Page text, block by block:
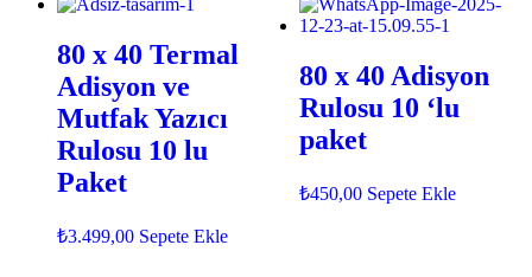
80 x 40 Termal
Adisyon ve
Mutfak Yazıcı
Rulosu 10 lu
Paket
₺3.499,00 Sepete Ekle
80 x 40 Adisyon
Rulosu 10 ‘lu
paket
₺450,00 Sepete Ekle